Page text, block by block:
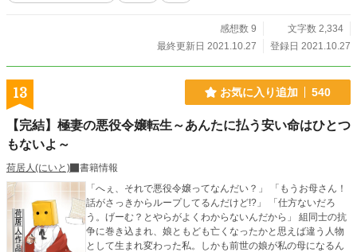
感想数 9
文字数 2,334
最終更新日 2021.10.27
登録日 2021.10.27
13 お気に入り追加 540
【完結】極妻の悪役令嬢転生～あんたに払う安い命はひとつ
もないよ～
荷居人(にいと)
書籍情報
「へぇ、それで悪役令嬢ってなんだい？」 「もうお母さん！
話がさっきからループしてるんだけど!?」 「仕方ないだろ
う。げーむ？とやらがよくわからないんだから」 組同士の抗
争に巻き込まれ、娘ともども亡くなったかと思えば違う人物
として生まれ変わった私。しかも前世の娘が私の母になるん